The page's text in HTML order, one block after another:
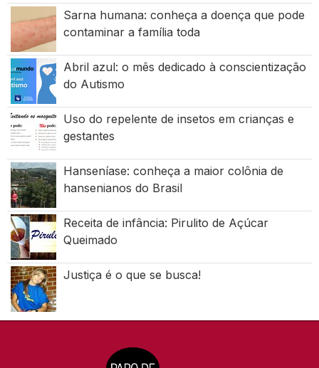
Sarna humana: conheça a doença que pode
contaminar a família toda
Abril azul: o mês dedicado à conscientização
do Autismo
Uso do repelente de insetos em crianças e
gestantes
Hanseníase: conheça a maior colônia de
hansenianos do Brasil
Receita de infância: Pirulito de Açúcar
Queimado
Justiça é o que se busca!